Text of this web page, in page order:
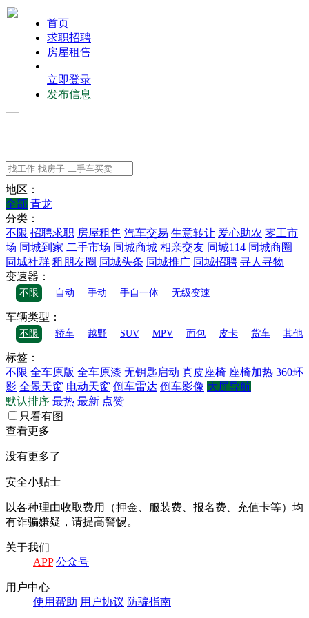
⾸⻚
求职招聘
房屋租售
立即登录
发布信息
地区：
全部 青龙
分类：
不限 招聘求职 房屋租售 汽车交易 生意转让 爱心助农 零工市
场 同城到家 二手市场 同城商城 相亲交友 同城114 同城商圈
同城社群 租朋友圈 同城头条 同城推广 同城招聘 寻人寻物
变速器：
不限 自动 手动 手自一体 无级变速
车辆类型：
不限 轿车 越野 SUV MPV 面包 皮卡 货车 其他
标签：
不限 全车原版 全车原漆 无钥匙启动 真皮座椅 座椅加热 360环
影 全景天窗 电动天窗 倒车雷达 倒车影像 大屏导航
默认排序 最热 最新 点赞
只看有图
查看更多
没有更多了
安全小贴士
以各种理由收取费⽤（押⾦、服装费、报名费、充值卡等）均
有诈骗嫌疑，请提⾼警惕。
关于我们
APP 公众号
⽤户中⼼
使⽤帮助 ⽤户协议 防骗指南